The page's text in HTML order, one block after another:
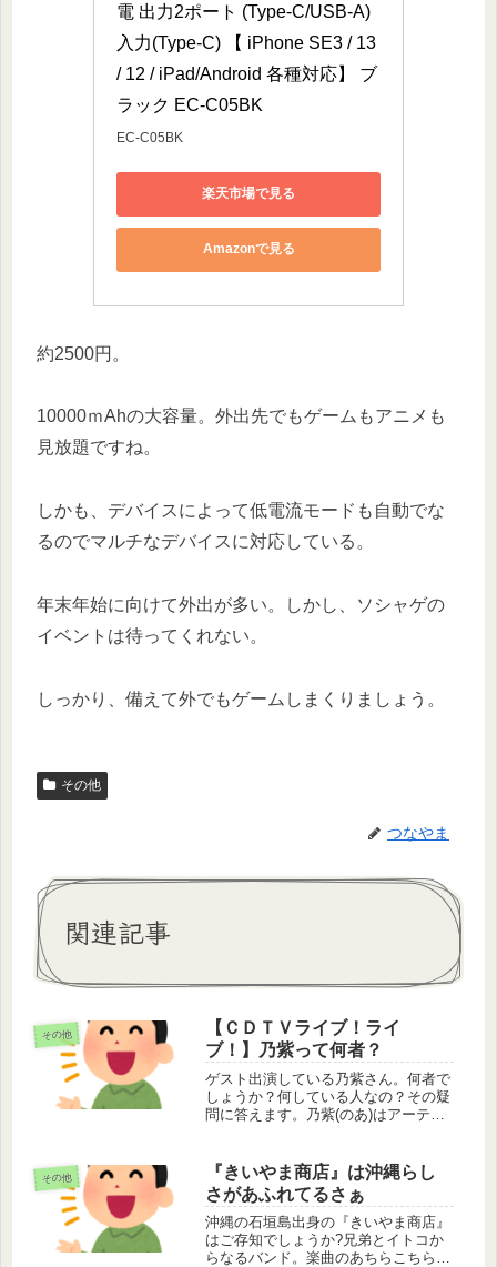
電 出力2ポート (Type-C/USB-A)
入力(Type-C) 【 iPhone SE3 / 13
/ 12 / iPad/Android 各種対応】 ブ
ラック EC-C05BK
EC-C05BK
楽天市場で見る
Amazonで見る
約2500円。
10000ｍAhの大容量。外出先でもゲームもアニメも
見放題ですね。
しかも、デバイスによって低電流モードも自動でな
るのでマルチなデバイスに対応している。
年末年始に向けて外出が多い。しかし、ソシャゲの
イベントは待ってくれない。
しっかり、備えて外でもゲームしまくりましょう。
その他
つなやま
関連記事
その他
【ＣＤＴＶライブ！ライ
ブ！】乃紫って何者？
ゲスト出演している乃紫さん。何者で
しょうか？何している人なの？その疑
問に答えます。乃紫(のあ)はアーティ
す。2023年から活動を開始し、TikTok
を中心に若者の間で注目を集...
その他
『きいやま商店』は沖縄らし
さがあふれてるさぁ
沖縄の石垣島出身の『きいやま商店』
はご存知でしょうか?兄弟とイトコか
らなるバンド。楽曲のあちらこちらに